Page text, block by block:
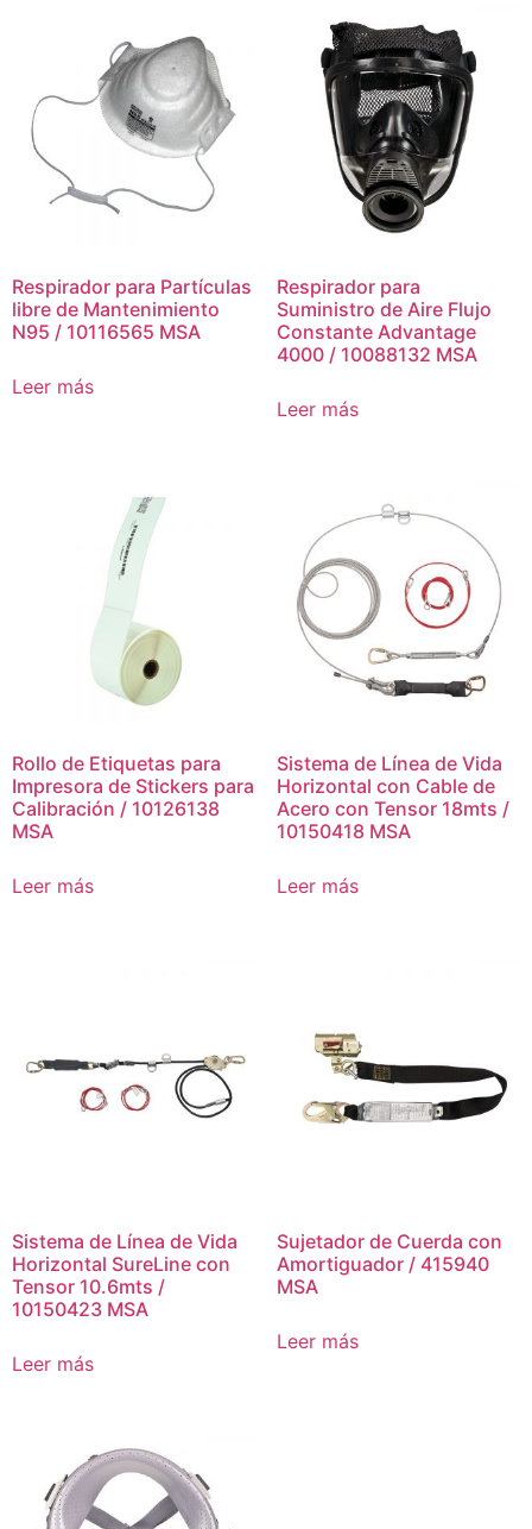
Respirador para Partículas
libre de Mantenimiento
N95 / 10116565 MSA
Leer más
Respirador para
Suministro de Aire Flujo
Constante Advantage
4000 / 10088132 MSA
Leer más
Rollo de Etiquetas para
Impresora de Stickers para
Calibración / 10126138
MSA
Leer más
Sistema de Línea de Vida
Horizontal con Cable de
Acero con Tensor 18mts /
10150418 MSA
Leer más
Sistema de Línea de Vida
Horizontal SureLine con
Tensor 10.6mts /
10150423 MSA
Leer más
Sujetador de Cuerda con
Amortiguador / 415940
MSA
Leer más